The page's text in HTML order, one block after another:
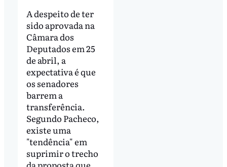
A despeito de ter
sido aprovada na
Câmara dos
Deputados em 25
de abril, a
expectativa é que
os senadores
barrem a
transferência.
Segundo Pacheco,
existe uma
"tendência" em
suprimir o trecho